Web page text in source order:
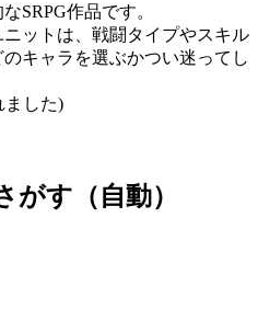
SRPG作品です。
ットは、戦闘タイプやスキル
キャラを選ぶかつい迷ってし
ました)
がす（自動）